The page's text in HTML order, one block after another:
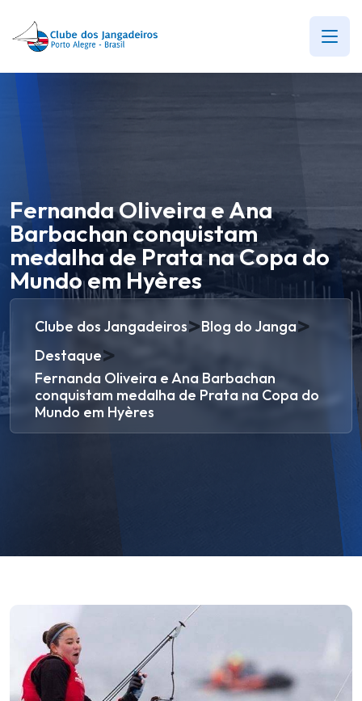
Fernanda Oliveira e Ana
Barbachan conquistam
medalha de Prata na Copa do
Mundo em Hyères
Clube dos Jangadeiros>Blog do Janga>
Destaque>
Fernanda Oliveira e Ana Barbachan
conquistam medalha de Prata na Copa do
Mundo em Hyères